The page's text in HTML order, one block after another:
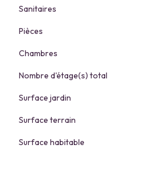
Sanitaires
Pièces
Chambres
Nombre d'étage(s) total
Surface jardin
Surface terrain
Surface habitable